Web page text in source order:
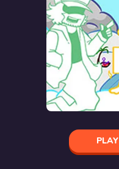
PLAY